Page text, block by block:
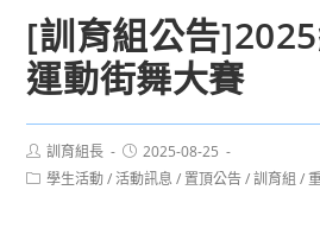
[訓育組公告
運動街舞大賽
Post
author:
訓育組長
Post
published:
2025-08-25
Post學生活動 / 活動訊息 / 置頂公告 / 訓育組 /